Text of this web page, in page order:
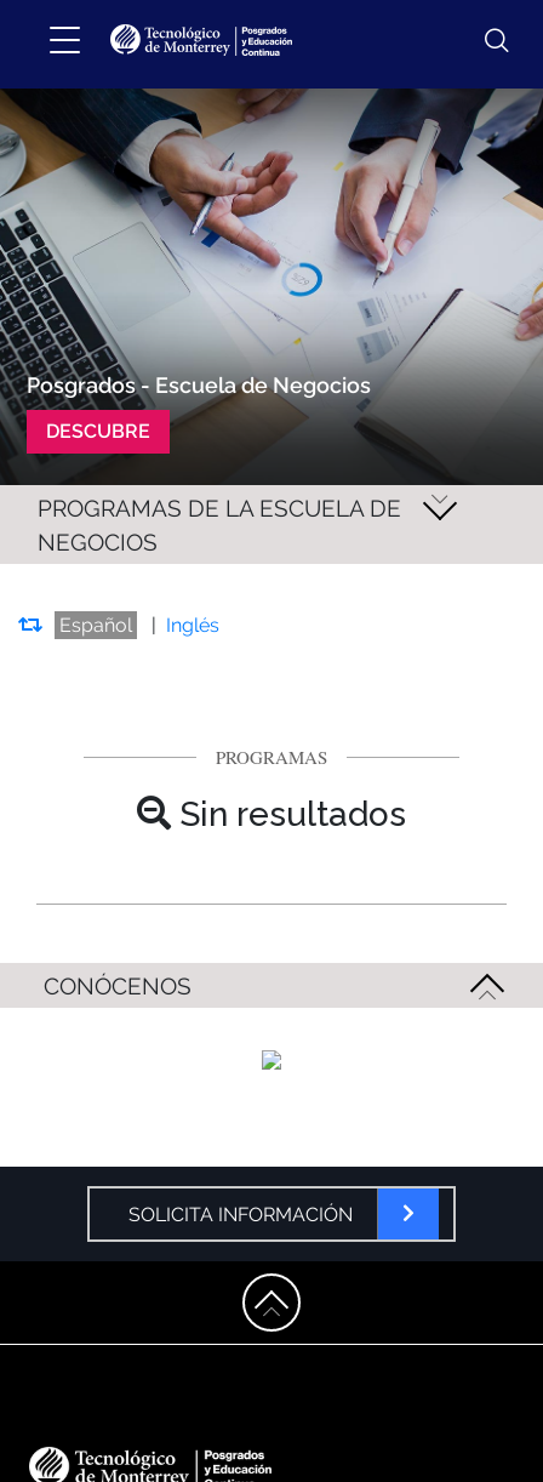
Posgrados - Escuela de Negocios
DESCUBRE
PROGRAMAS DE LA ESCUELA DE
NEGOCIOS
Español | Inglés
PROGRAMAS
Sin resultados
CONÓCENOS
SOLICITA INFORMACIÓN